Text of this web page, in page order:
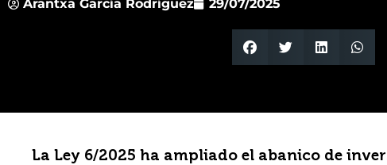
Arantxa García Rodríguez 29/07/2025
La Ley 6/2025 ha ampliado el abanico de